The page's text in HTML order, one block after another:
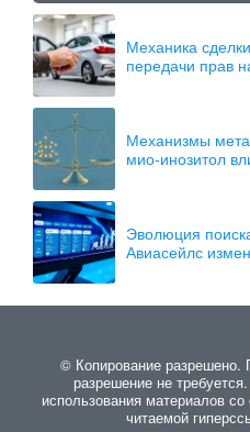
Механика
передачи прав
Механизмы
мио-инозитол
Эволюция
Авиасейлс
© Копирование разрешено.
разрешение не
использования материалов
читаемой